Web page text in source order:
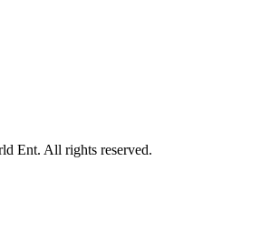
Ent. All rights reserved.